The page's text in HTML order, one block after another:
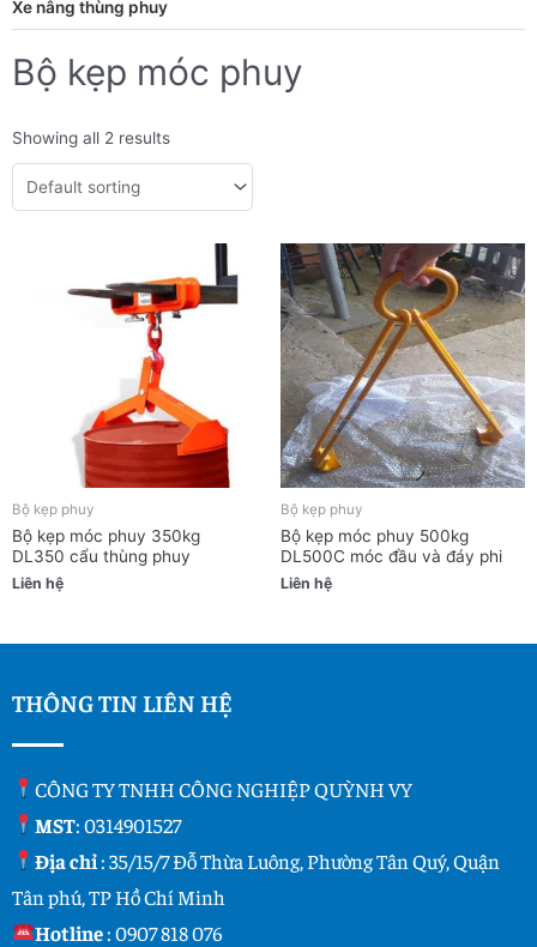
Xe nâng thùng phuy
Bộ kẹp móc phuy
Showing all 2 results
Bộ kẹp phuy
Bộ kẹp móc phuy 350kg
DL350 cẩu thùng phuy
Liên hệ
Bộ kẹp phuy
Bộ kẹp móc phuy 500kg
DL500C móc đầu và đáy phi
Liên hệ
THÔNG TIN LIÊN HỆ
CÔNG TY TNHH CÔNG NGHIỆP QUỲNH VY
MST: 0314901527
Địa chỉ: 35/15/7 Đỗ Thừa Luông, Phường Tân Quý, Quận
Tân phú, TP Hồ Chí Minh
Hotline:0907 818 076